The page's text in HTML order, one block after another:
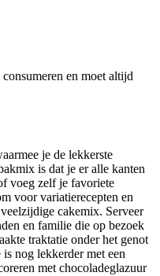
en moet altijd
je de lekkerste
is dat je er alle kanten
voeg zelf je favoriete
voor variatierecepten en
cakemix. Serveer
en familie die op bezoek
traktatie onder het genot
nog lekkerder met een
met chocoladeglazuur